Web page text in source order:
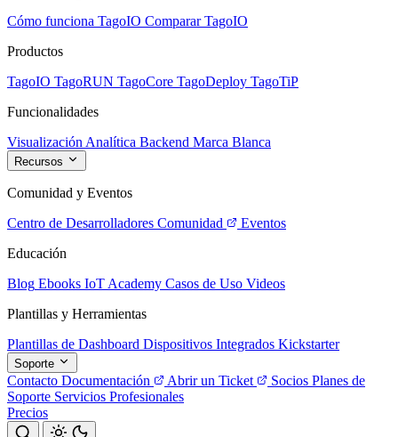
Cómo funciona TagoIO Comparar TagoIO
Productos
TagoIO TagoRUN TagoCore TagoDeploy TagoTiP
Funcionalidades
Visualización Analítica Backend Marca Blanca
Recursos
Comunidad y Eventos
Centro de Desarrolladores Comunidad
Eventos
Educación
Blog Ebooks IoT Academy Casos de Uso Videos
Plantillas y Herramientas
Plantillas de Dashboard Dispositivos Integrados Kickstarter
Soporte
Contacto Documentación Abrir un Ticket Socios Planes de
Soporte Servicios Profesionales
Precios